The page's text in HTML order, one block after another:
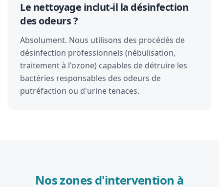
Le nettoyage inclut-il la désinfection
des odeurs ?
Absolument. Nous utilisons des procédés de
désinfection professionnels (nébulisation,
traitement à l'ozone) capables de détruire les
bactéries responsables des odeurs de
putréfaction ou d'urine tenaces.
Nos zones d'intervention à